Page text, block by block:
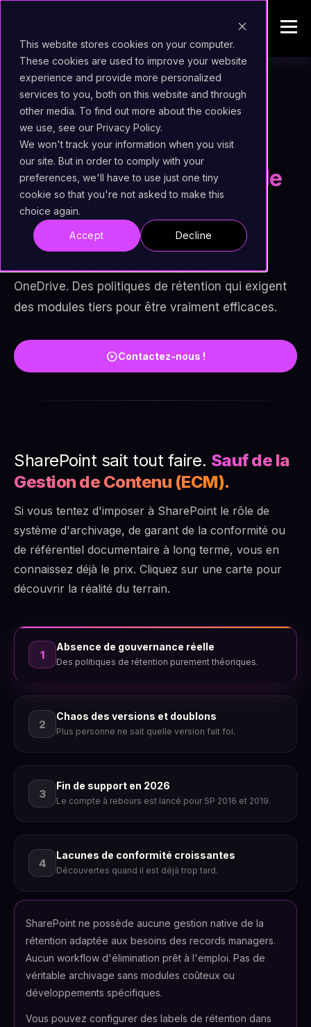
This website stores cookies on your computer.
These cookies are used to improve your website
experience and provide more personalized
services to you, both on this website and through
other media. To find out more about the cookies
we use, see our Privacy Policy.
We won't track your information when you visit
our site. But in order to comply with your
preferences, we'll have to use just one tiny
cookie so that you're not asked to make this
choice again.
Accept Decline
swap_horizALTERNATIVE À SHAREPOINT
SharePoint est votre
interface.
Nous sommes votre socle
documentaire haute
performance.
OneDrive. Des politiques de rétention qui exigent
des modules tiers pour être vraiment efficaces.
play_circleContactez-nous !
SharePoint sait tout faire. Sauf de la
Gestion de Contenu (ECM).
Si vous tentez d'imposer à SharePoint le rôle de
système d'archivage, de garant de la conformité ou
de référentiel documentaire à long terme, vous en
connaissez déjà le prix. Cliquez sur une carte pour
découvrir la réalité du terrain.
1
Absence de gouvernance réelle
Des politiques de rétention purement théoriques.
2
Chaos des versions et doublons
Plus personne ne sait quelle version fait foi.
3
Fin de support en 2026
Le compte à rebours est lancé pour SP 2016 et 2019.
4
Lacunes de conformité croissantes
Découvertes quand il est déjà trop tard.
SharePoint ne possède aucune gestion native de la
rétention adaptée aux besoins des records managers.
Aucun workflow d'élimination prêt à l'emploi. Pas de
véritable archivage sans modules coûteux ou
développements spécifiques.
Vous pouvez configurer des labels de rétention dans